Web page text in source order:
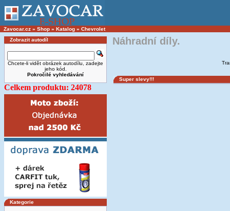
Zavocar.cz » Shop » Katalog » Chevrolet
Zobrazit autodíl
Chcete-li vidět obrázek autodílu, zadejte
jeho kód.
Pokročilé vyhledávání
Celkem produktu: 24078
Kategorie
Náhradní díly.
Super slevy!!!